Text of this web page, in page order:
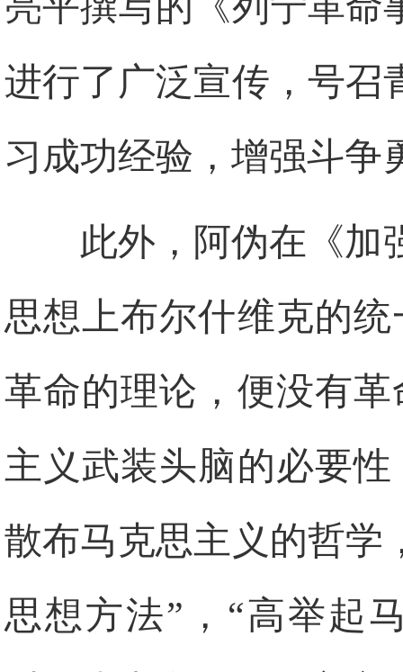
进行了广泛宣传，号召
习成功经验，增强斗争
此外，阿伪在《加
思想上布尔什维克的
革命的理论，便没有
主义武装头脑的必要
散布马克思主义的哲学
思想方法”，“高举起